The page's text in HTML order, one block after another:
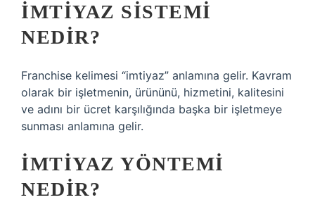
İMTIYAZ SISTEMI
NEDIR?
Franchise kelimesi “imtiyaz” anlamına gelir. Kavram
olarak bir işletmenin, ürününü, hizmetini, kalitesini
ve adını bir ücret karşılığında başka bir işletmeye
sunması anlamına gelir.
İMTIYAZ YÖNTEMI
NEDIR?